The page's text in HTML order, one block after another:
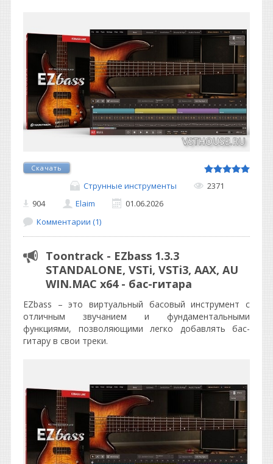
Скачать
Струнные инструменты
2371
904
Elaim
01.06.2026
Комментарии (1)
Toontrack - EZbass 1.3.3
STANDALONE, VSTi, VSTi3, AAX, AU
WIN.MAC x64 - бас-гитара
EZbass – это виртуальный басовый инструмент с
отличным звучанием и фундаментальными
функциями, позволяющими легко добавлять бас-
гитару в свои треки.